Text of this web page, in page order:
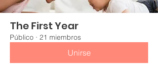
The First Year
Público · 21 miembros
Unirse